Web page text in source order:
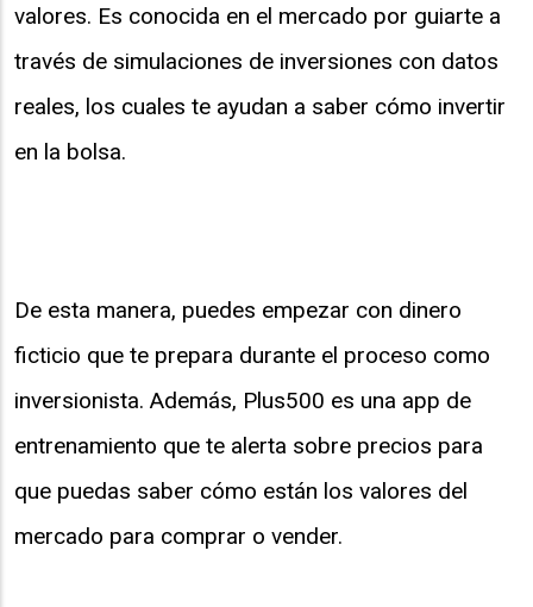
valores. Es conocida en el mercado por guiarte a
través de simulaciones de inversiones con datos
reales, los cuales te ayudan a saber cómo invertir
en la bolsa.
De esta manera, puedes empezar con dinero
ficticio que te prepara durante el proceso como
inversionista. Además, Plus500 es una app de
entrenamiento que te alerta sobre precios para
que puedas saber cómo están los valores del
mercado para comprar o vender.